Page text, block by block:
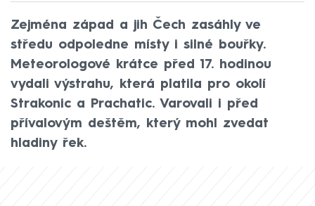
Zejména západ a jih Čech zasáhly ve
středu odpoledne místy i silné bouřky.
Meteorologové krátce před 17. hodinou
vydali výstrahu, která platila pro okolí
Strakonic a Prachatic. Varovali i před
přívalovým deštěm, který mohl zvedat
hladiny řek.